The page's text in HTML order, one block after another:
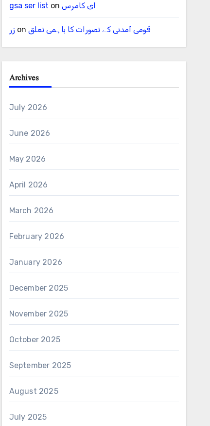
gsa ser list on ای کامرس
زر on قومی آمدنی کے تصورات کا باہمی تعلق
Archives
July 2026
June 2026
May 2026
April 2026
March 2026
February 2026
January 2026
December 2025
November 2025
October 2025
September 2025
August 2025
July 2025